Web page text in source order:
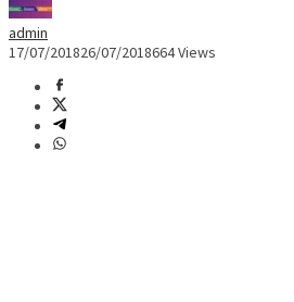
admin
17/07/201826/07/2018664 Views